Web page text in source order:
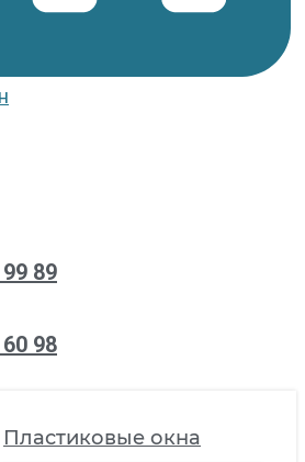
89
98
Пластиковые окна